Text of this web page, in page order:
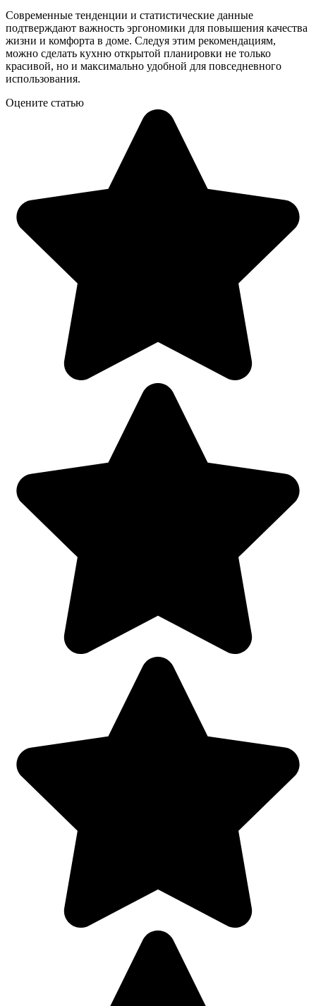
Современные тенденции и статистические данные
подтверждают важность эргономики для повышения качества
жизни и комфорта в доме. Следуя этим рекомендациям,
можно сделать кухню открытой планировки не только
красивой, но и максимально удобной для повседневного
использования.
Оцените статью